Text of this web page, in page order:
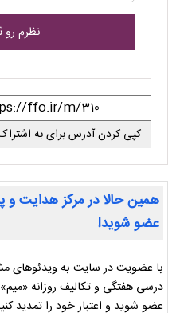
کپی کردن آدرس برای به
همین حالا در مرکز هدایت
عضو شوید!
با عضویت در سایت به ویدئوهای
درسی هفتگی و تکالیف روزانه
عضو شوید و اعتبار خود را